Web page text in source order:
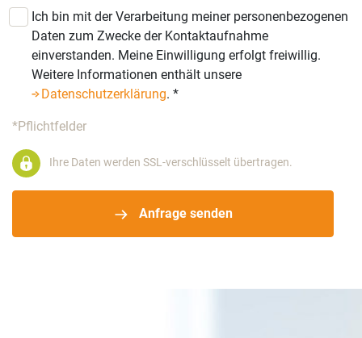
Ich bin mit der Verarbeitung meiner personenbezogenen
Daten zum Zwecke der Kontaktaufnahme
einverstanden. Meine Einwilligung erfolgt freiwillig.
Weitere Informationen enthält unsere
Datenschutzerklärung. *
*Pflichtfelder
Anfrage senden
Ihre Daten werden SSL-verschlüsselt übertragen.